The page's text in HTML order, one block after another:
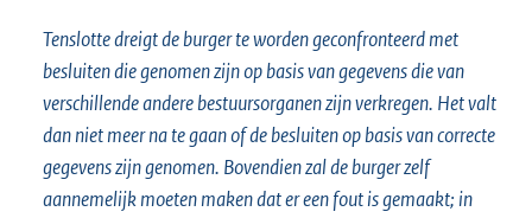
Tenslotte dreigt de burger te worden geconfronteerd met
besluiten die genomen zijn op basis van gegevens die van
verschillende andere bestuursorganen zijn verkregen. Het valt
dan niet meer na te gaan of de besluiten op basis van correcte
gegevens zijn genomen. Bovendien zal de burger zelf
aannemelijk moeten maken dat er een fout is gemaakt; in